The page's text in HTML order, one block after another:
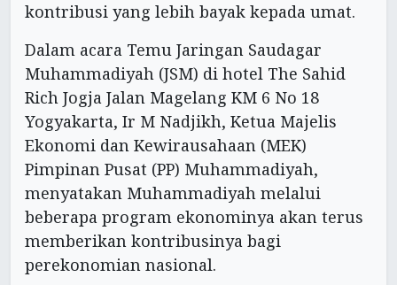
kontribusi yang lebih bayak kepada umat.
Dalam acara Temu Jaringan Saudagar
Muhammadiyah (JSM) di hotel The Sahid
Rich Jogja Jalan Magelang KM 6 No 18
Yogyakarta, Ir M Nadjikh, Ketua Majelis
Ekonomi dan Kewirausahaan (MEK)
Pimpinan Pusat (PP) Muhammadiyah,
menyatakan Muhammadiyah melalui
beberapa program ekonominya akan terus
memberikan kontribusinya bagi
perekonomian nasional.